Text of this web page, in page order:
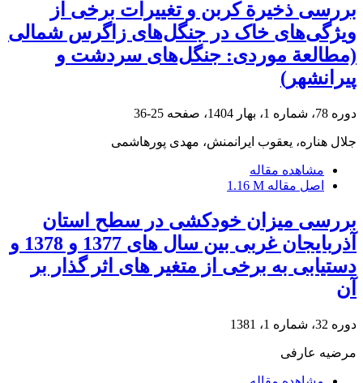
بررسی ذخیرة کربن و تغییرات برخی از
ویژگی‌های خاک در جنگل‌های زاگرس شمالی
(مطالعة موردی: جنگل‌های سردشت و
پیرانشهر)
دوره 78، شماره 1، بهار 1404، صفحه 25-36
جلال هناره، یعقوب ایرانمنش، مهدی پورهاشمی
مشاهده مقاله
اصل مقاله 1.16 M
بررسی میزان خودکشی در سطح استان
آذربایجان غربی بین سال های 1377 و 1378 و
دستیابی به برخی از متغیر های اثر گذار بر
آن
دوره 32، شماره 1، 1381
مرضیه عارفی